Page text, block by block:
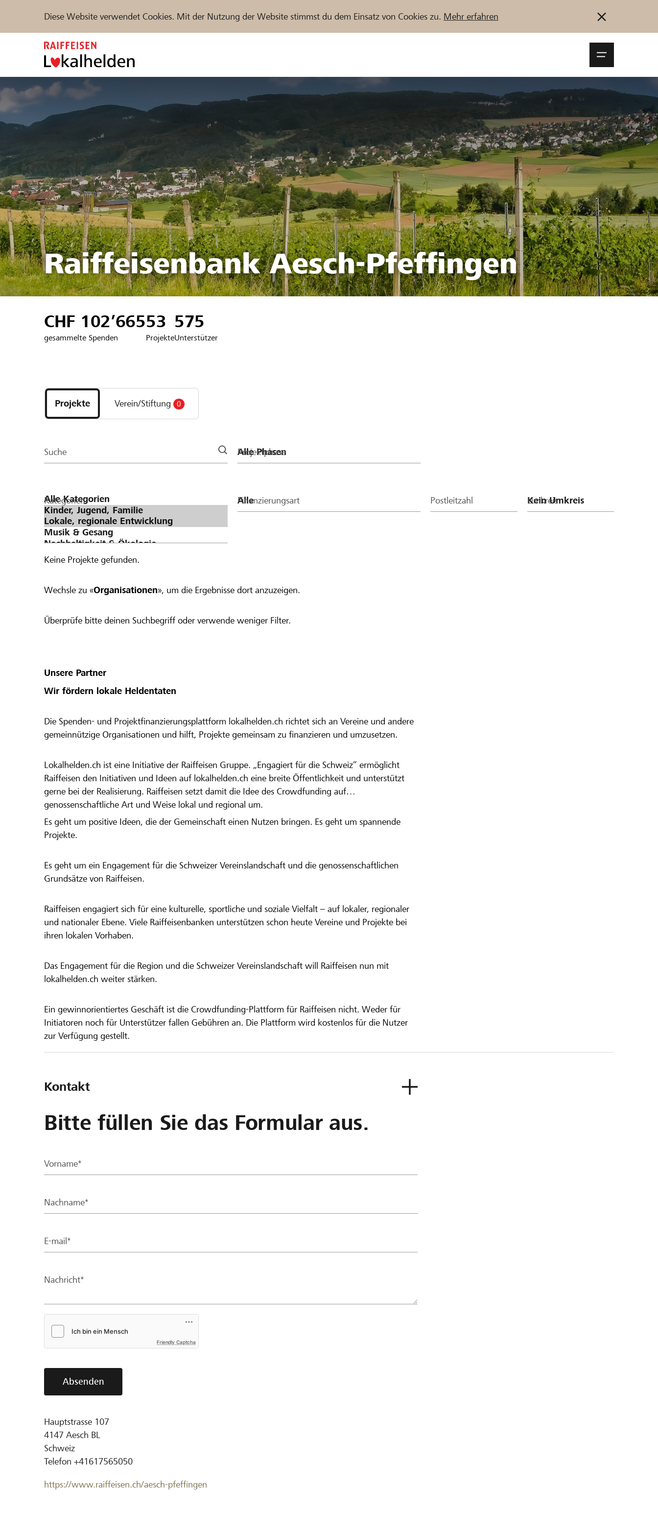
Diese Website verwendet Cookies. Mit der Nutzung der Website stimmst du dem Einsatz von Cookies zu. Mehr erfahren
Unterstützen Partner / Raiffeisenbank Anmelden Registrieren
Projekte und Organisationen finden Jetzt starten
DE FR IT
Raiffeisenbank Aesch-Pfeffingen
CHF 102’665
gesammelte Spenden
53
Projekte
575
Unterstützer
Projekte
und
Organisationen
Projekte Verein/Stiftung 0
Suche Projektphase
Kategorien Finanzierungsart Postleitzahl Umkreis
Keine Projekte gefunden.
Wechsle zu «Organisationen», um die Ergebnisse dort anzuzeigen.
Überprüfe bitte deinen Suchbegriff oder verwende weniger Filter.
Unsere Partner
Wir fördern lokale Heldentaten
Die Spenden- und Projektfinanzierungsplattform lokalhelden.ch richtet sich an Vereine und andere
gemeinnützige Organisationen und hilft, Projekte gemeinsam zu finanzieren und umzusetzen.
Lokalhelden.ch ist eine Initiative der Raiffeisen Gruppe. „Engagiert für die Schweiz“ ermöglicht
Raiffeisen den Initiativen und Ideen auf lokalhelden.ch eine breite Öffentlichkeit und unterstützt
gerne bei der Realisierung. Raiffeisen setzt damit die Idee des Crowdfunding auf
genossenschaftliche Art und Weise lokal und regional um.
Es geht um positive Ideen, die der Gemeinschaft einen Nutzen bringen. Es geht um spannende
Projekte.
Es geht um ein Engagement für die Schweizer Vereinslandschaft und die genossenschaftlichen
Grundsätze von Raiffeisen.
Raiffeisen engagiert sich für eine kulturelle, sportliche und soziale Vielfalt – auf lokaler, regionaler
und nationaler Ebene. Viele Raiffeisenbanken unterstützen schon heute Vereine und Projekte bei
ihren lokalen Vorhaben.
Das Engagement für die Region und die Schweizer Vereinslandschaft will Raiffeisen nun mit
lokalhelden.ch weiter stärken.
Ein gewinnorientiertes Geschäft ist die Crowdfunding-Plattform für Raiffeisen nicht. Weder für
Initiatoren noch für Unterstützer fallen Gebühren an. Die Plattform wird kostenlos für die Nutzer
zur Verfügung gestellt.
Kontakt
Bitte füllen Sie das Formular aus.
Vorname*
Nachname*
E-mail*
Nachricht*
Friendly Captcha
Absenden
Hauptstrasse 107
4147 Aesch BL
Schweiz
Telefon +41617565050
https://www.raiffeisen.ch/aesch-pfeffingen